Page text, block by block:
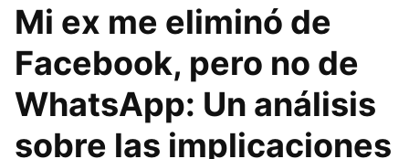
Mi ex me eliminó de
Facebook, pero no de
WhatsApp: Un análisis
sobre las implicaciones